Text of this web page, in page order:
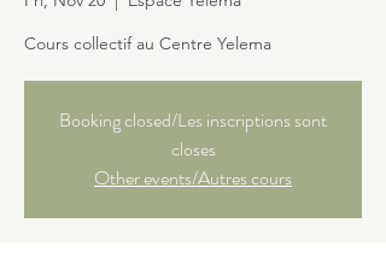
Cours collectif au Centre Yelema
Booking closed/Les inscriptions sont
closes
Other events/Autres cours